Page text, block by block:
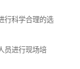
行科学合理的选
员进行现场培